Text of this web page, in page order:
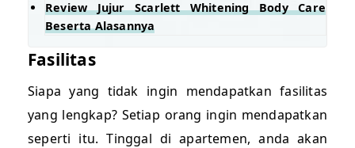
Review Jujur Scarlett Whitening Body Care
Beserta Alasannya
Fasilitas
Siapa yang tidak ingin mendapatkan fasilitas
yang lengkap? Setiap orang ingin mendapatkan
seperti itu. Tinggal di apartemen, anda akan